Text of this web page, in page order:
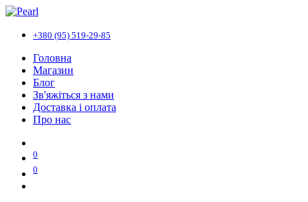
+380 (95) 519-29-85
Головна
Магазин
Блог
Зв'яжіться з нами
Доставка і оплата
Про нас
0
0